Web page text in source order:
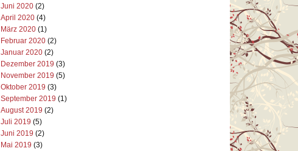
Juni 2020(2)
April 2020(4)
März 2020(1)
Februar 2020(2)
Januar 2020(2)
Dezember 2019 (3)
November 2019 (5)
Oktober 2019 (3)
September 2019 (1)
August 2019 (2)
Juli 2019 (5)
Juni 2019 (2)
Mai 2019 (3)